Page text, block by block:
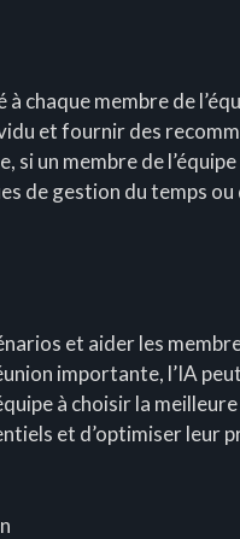
chaque membre de
et fournir des
un membre de l’équipe
de gestion du temps
et aider les
importante, l’IA
à choisir la
et d’optimiser leur